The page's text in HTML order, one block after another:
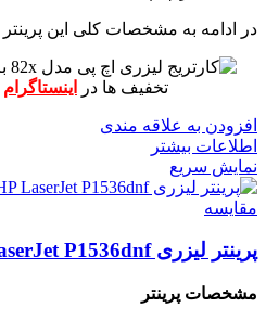
در ادامه به مشخصات کلی این پرینتر
تخفیف ها در
اینستاگرام
افزودن به علاقه مندی
اطلاعات بیشتر
نمایش سریع
مقايسه
پرینتر لیزری HP LaserJet P1536dnf
مشخصات پرینتر